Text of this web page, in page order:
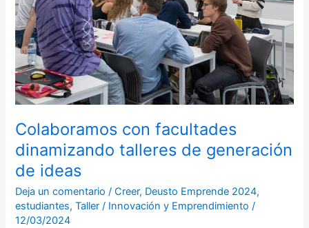
Colaboramos con facultades
dinamizando talleres de generación
de ideas
Deja un comentario /Creer, Deusto Emprende 2024,
estudiantes,Taller / Innovación y Emprendimiento/
12/03/2024
de
generación
de
ideas